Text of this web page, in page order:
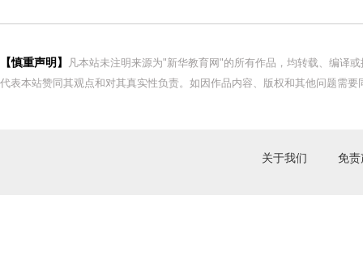
【慎重声明】
凡本站未注明来源为"新华教育网"的所有作品，均转载、编译
代表本站赞同其观点和对其真实性负责。如因作品内容、版权和其他问题需
关于我们 免责